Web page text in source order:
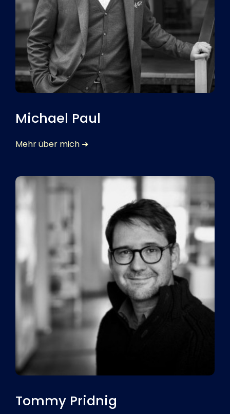
Michael Paul
Mehr über mich ➜
Tommy Pridnig